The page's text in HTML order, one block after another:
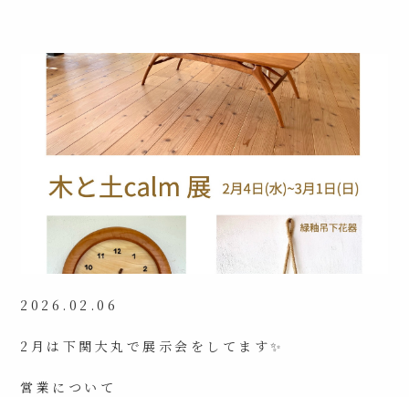
2026.02.06
2月は下関大丸で展示会をしてます✨
営業について